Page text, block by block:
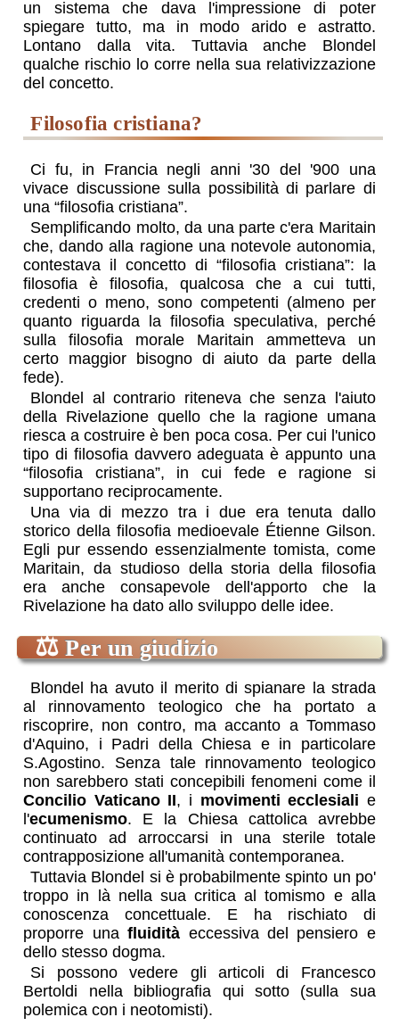
un sistema che dava l'impressione di poter
spiegare tutto, ma in modo arido e astratto.
Lontano dalla vita. Tuttavia anche Blondel
qualche rischio lo corre nella sua relativizzazione
del concetto.
filosofia cristiana?
Ci fu, in Francia negli anni '30 del '900 una
vivace discussione sulla possibilità di parlare di
una “filosofia cristiana”.
Semplificando molto, da una parte c'era Maritain
che, dando alla ragione una notevole autonomia,
contestava il concetto di “filosofia cristiana”: la
filosofia è filosofia, qualcosa che a cui tutti,
credenti o meno, sono competenti (almeno per
quanto riguarda la filosofia speculativa, perché
sulla filosofia morale Maritain ammetteva un
certo maggior bisogno di aiuto da parte della
fede).
Blondel al contrario riteneva che senza l'aiuto
della Rivelazione quello che la ragione umana
riesca a costruire è ben poca cosa. Per cui l'unico
tipo di filosofia davvero adeguata è appunto una
“filosofia cristiana”, in cui fede e ragione si
supportano reciprocamente.
Una via di mezzo tra i due era tenuta dallo
storico della filosofia medioevale Étienne Gilson.
Egli pur essendo essenzialmente tomista, come
Maritain, da studioso della storia della filosofia
era anche consapevole dell'apporto che la
Rivelazione ha dato allo sviluppo delle idee.
⚖Per un giudizio
Blondel ha avuto il merito di spianare la strada
al rinnovamento teologico che ha portato a
riscoprire, non contro, ma accanto a Tommaso
d'Aquino, i Padri della Chiesa e in particolare
S.Agostino. Senza tale rinnovamento teologico
non sarebbero stati concepibili fenomeni come il
Concilio Vaticano II, i movimenti ecclesiali e
l'ecumenismo. E la Chiesa cattolica avrebbe
continuato ad arroccarsi in una sterile totale
contrapposizione all'umanità contemporanea.
Tuttavia Blondel si è probabilmente spinto un po'
troppo in là nella sua critica al tomismo e alla
conoscenza concettuale. E ha rischiato di
proporre unafluidità eccessiva del pensiero e
dello stesso dogma.
Si possono vedere gli articoli di Francesco
Bertoldi nella bibliografia qui sotto (sulla sua
polemica con i neotomisti).